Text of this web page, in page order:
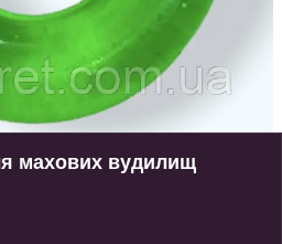
махових вудилищ